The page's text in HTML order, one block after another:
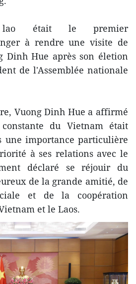
lao était le premier
à rendre une visite de
Dinh Hue après son életion
de l'Assemblée nationale
Vuong Dinh Hue a affirmé
du Vietnam était
une importance particulière
à ses relations avec le
déclaré se réjouir du
de la grande amitié, de
et de la coopération
et le Laos.